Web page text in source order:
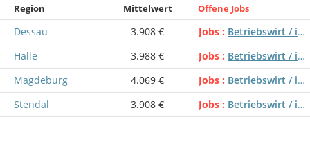
Region Mittelwert Offene Jobs
Dessau 3.908 € Jobs
Betriebswirt / in Steuern
Halle
3.988 € Jobs
Betriebswirt / in Steuern
Magdeburg
4.069 € Jobs
Betriebswirt / in Steuern
Stendal
3.908 € Jobs Betriebswirt / in Steuern